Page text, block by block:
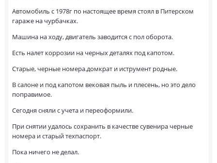
Автомобиль с 1978г по настоящее время стоял в Питерском
гараже на чурбачках.
Машина на ходу, двигатель заводится с пол оборота.
Есть налет коррозии на черных деталях под капотом.
Старые, черные номера.домкрат и иструмент родные.
В салоне и под капотом вековая пыль и плесень, но это дело
поправимое.
Сегодня сняли с учета и переоформили.
При снятии удалось сохранить в качестве сувенира черные
номера и старый техпаспорт.
Пока ничего не делал.